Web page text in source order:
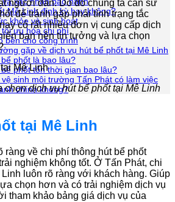
Mê Linh định kỳ hay không?
khỏe và sinh hoạt
ưu hóa chi phí
bền cho công trình
gặp về dịch vụ hút bể phốt tại Mê Linh
phốt là bao lâu?
phốt tốn thời gian bao lâu?
vệ sinh môi trường Tấn Phát có làm việc
chính không?
người dân. Do đó chúng ta cần sử
để tránh gặp phải tình trạng tắc
có rất nhiều đơn vị cung cấp dịch
bạn nên tin tưởng và lựa chọn
dịch vụ hút bể phốt tại Mê Linh
tại Mê Linh
ràng về chi phí thông hút bể phốt
nghiệm không tốt. Ở Tấn Phát, chi
luôn rõ ràng với khách hàng. Giúp
chọn hơn và có trải nghiệm dịch vụ
tham khảo bảng giá dịch vụ của